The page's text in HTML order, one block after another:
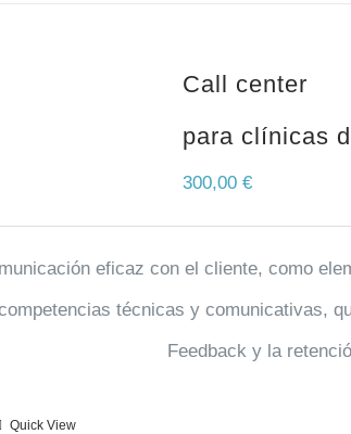
Call center
para clínicas
300,00 €
eficaz con el cliente, como
técnicas y comunicativas,
Feedback y la
Quick View